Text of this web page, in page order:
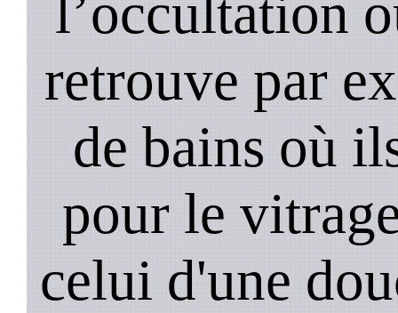
l’occultation
retrouve par
de bains où
pour le
celui d'une